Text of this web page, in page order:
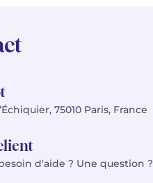
75010 Paris, France
d'aide ? Une question ?